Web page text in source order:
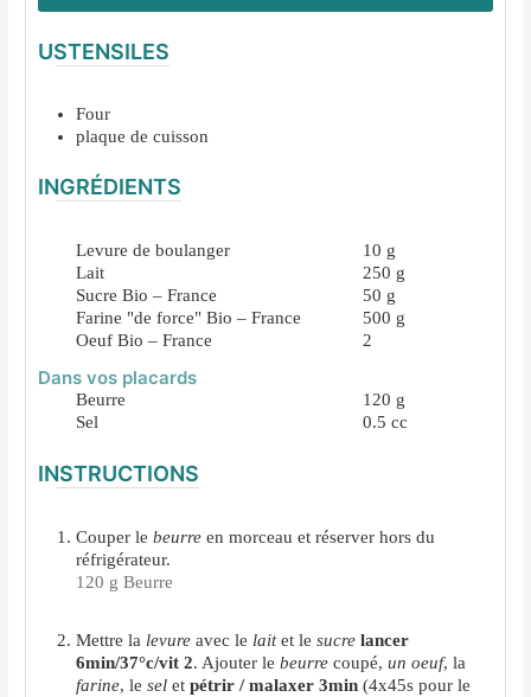
USTENSILES
Four
plaque de cuisson
INGRÉDIENTS
Levure de boulanger 10 g
Lait
250 g
Sucre Bio – France
50 g
Farine "de force" Bio – France
500 g
Oeuf Bio – France
2
Dans vos placards
Beurre 120 g
Sel
0.5 cc
INSTRUCTIONS
Couper lebeurre en morceau et réserver hors du
réfrigérateur.
120 g Beurre
Mettre la levure avec le laitet lesucre lancer
6min/37°c/vit 2. Ajouter lebeurre coupé,un oeuf, la
farine, lesel etpétrir / malaxer 3min (4x45s pour le